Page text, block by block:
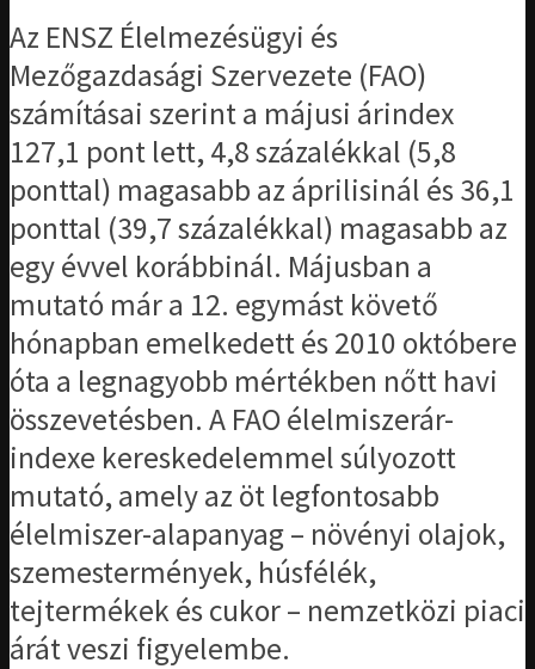
Az ENSZ Élelmezésügyi és
Mezőgazdasági Szervezete (FAO)
számításai szerint a májusi árindex
127,1 pont lett, 4,8 százalékkal (5,8
ponttal) magasabb az áprilisinál és 36,1
ponttal (39,7 százalékkal) magasabb az
egy évvel korábbinál. Májusban a
mutató már a 12. egymást követő
hónapban emelkedett és 2010 októbere
óta a legnagyobb mértékben nőtt havi
összevetésben. A FAO élelmiszerár-
indexe kereskedelemmel súlyozott
mutató, amely az öt legfontosabb
élelmiszer-alapanyag – növényi olajok,
szemestermények, húsfélék,
tejtermékek és cukor – nemzetközi piaci
árát veszi figyelembe.